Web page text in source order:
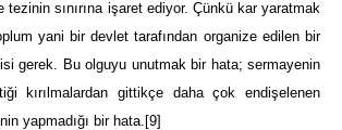
sınırına işaret ediyor. Çünkü kar yaratmak
yani bir devlet tarafından organize edilen bir
gerek. Bu olguyu unutmak bir hata; sermayenin
kırılmalardan gittikçe daha çok endişelenen
yapmadığı bir hata. [9]